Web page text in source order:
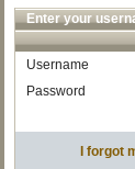
Enter your
Username
Password
I forgot